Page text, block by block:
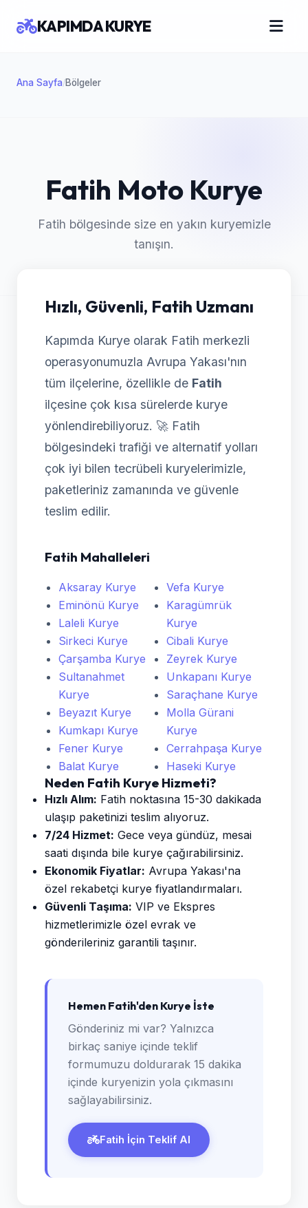
Ana Sayfa/Bölgeler
KAPIMDA KURYE
Fatih Moto Kurye
Fatih bölgesinde size en yakın kuryemizle
tanışın.
Hızlı, Güvenli, Fatih Uzmanı
Kapımda Kurye olarak Fatih merkezli
operasyonumuzla Avrupa Yakası'nın
tüm ilçelerine, özellikle de Fatih
ilçesine çok kısa sürelerde kurye
yönlendirebiliyoruz. 🚀 Fatih
bölgesindeki trafiği ve alternatif yolları
çok iyi bilen tecrübeli kuryelerimizle,
paketleriniz zamanında ve güvenle
teslim edilir.
Fatih Mahalleleri
Aksaray Kurye
Eminönü Kurye
Laleli Kurye
Sirkeci Kurye
Çarşamba Kurye
Sultanahmet
Kurye
Beyazıt Kurye
Kumkapı Kurye
Fener Kurye
Balat Kurye
Vefa Kurye
Karagümrük
Kurye
Cibali Kurye
Zeyrek Kurye
Unkapanı Kurye
Saraçhane Kurye
Molla Gürani
Kurye
Cerrahpaşa Kurye
Haseki Kurye
Neden Fatih Kurye Hizmeti?
Hızlı Alım: Fatih noktasına 15-30 dakikada
ulaşıp paketinizi teslim alıyoruz.
7/24 Hizmet: Gece veya gündüz, mesai
saati dışında bile kurye çağırabilirsiniz.
Ekonomik Fiyatlar: Avrupa Yakası'na
özel rekabetçi kurye fiyatlandırmaları.
Güvenli Taşıma: VIP ve Ekspres
hizmetlerimizle özel evrak ve
gönderileriniz garantili taşınır.
Hemen Fatih'den Kurye İste
Gönderiniz mi var? Yalnızca
birkaç saniye içinde teklif
formumuzu doldurarak 15 dakika
içinde kuryenizin yola çıkmasını
sağlayabilirsiniz.
Fatih İçin Teklif Al